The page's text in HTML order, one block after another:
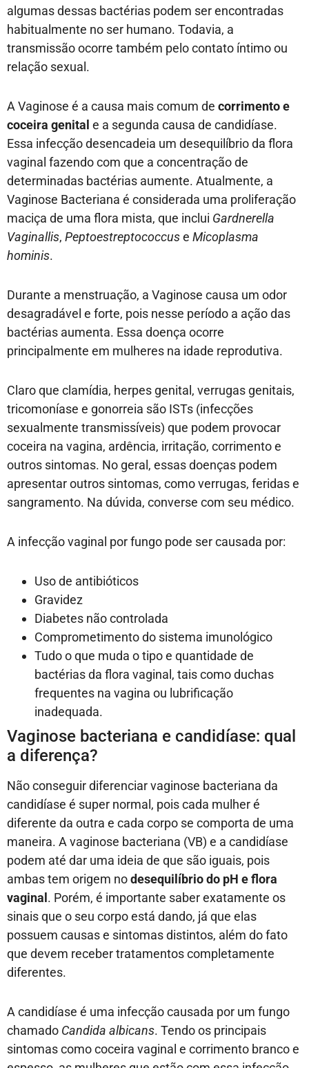
algumas dessas bactérias podem ser encontradas
habitualmente no ser humano. Todavia, a
transmissão ocorre também pelo contato íntimo ou
relação sexual.
A Vaginose é a causa mais comum de corrimento e
coceira genital e a segunda causa de candidíase.
Essa infecção desencadeia um desequilíbrio da flora
vaginal fazendo com que a concentração de
determinadas bactérias aumente. Atualmente, a
Vaginose Bacteriana é considerada uma proliferação
maciça de uma flora mista, que inclui Gardnerella
Vaginallis, Peptoestreptococcuse Micoplasma
hominis.
Durante a menstruação, a Vaginose causa um odor
desagradável e forte, pois nesse período a ação das
bactérias aumenta. Essa doença ocorre
principalmente em mulheres na idade reprodutiva.
Claro que clamídia, herpes genital, verrugas genitais,
tricomoníase e gonorreia são ISTs (infecções
sexualmente transmissíveis) que podem provocar
coceira na vagina, ardência, irritação, corrimento e
outros sintomas. No geral, essas doenças podem
apresentar outros sintomas, como verrugas, feridas e
sangramento. Na dúvida, converse com seu médico.
A infecção vaginal por fungo pode ser causada por:
Uso de antibióticos
Gravidez
Diabetes não controlada
Comprometimento do sistema imunológico
Tudo o que muda o tipo e quantidade de
bactérias da flora vaginal, tais como duchas
frequentes na vagina ou lubrificação
inadequada.
Vaginose bacteriana e candidíase: qual
a diferença?
Não conseguir diferenciar vaginose bacteriana da
candidíase é super normal, pois cada mulher é
diferente da outra e cada corpo se comporta de uma
maneira. A vaginose bacteriana (VB) e a candidíase
podem até dar uma ideia de que são iguais, pois
ambas tem origem nodesequilíbrio do pH e flora
vaginal . Porém, é importante saber exatamente os
sinais que o seu corpo está dando, já que elas
possuem causas e sintomas distintos, além do fato
que devem receber tratamentos completamente
diferentes.
A candidíase é uma infecção causada por um fungo
chamado Candida albicans. Tendo os principais
sintomas como coceira vaginal e corrimento branco e